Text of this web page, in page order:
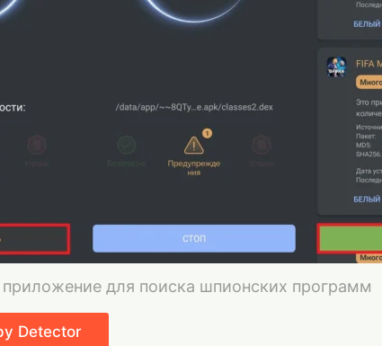
для поиска шпионских программ
Detector